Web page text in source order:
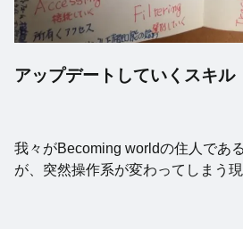
アップデートしていくスキル
我々がBecoming worldの住人であ
が、突然操作系が変わってしまう